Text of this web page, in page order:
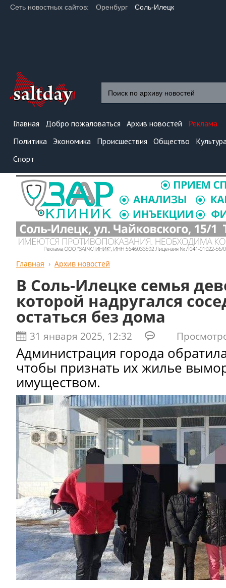
Сеть новостных сайтов: Оренбург Соль-Илецк
Главная Добро пожаловаться Архив новостей
Реклама
Политика Экономика Происшествия Общество
Спорт
Главная Архив новостей
В Соль-Илецке семья
которой надругался
остаться без дома
31 января 2025, 12:32
Администрация города
чтобы признать их жилье
имуществом.